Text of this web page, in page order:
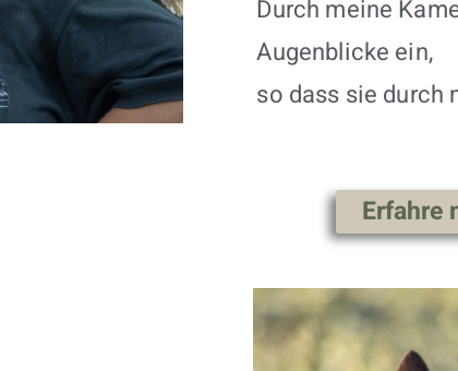
Durch meine
Augenblicke ein,
so dass sie durch
Erfahre